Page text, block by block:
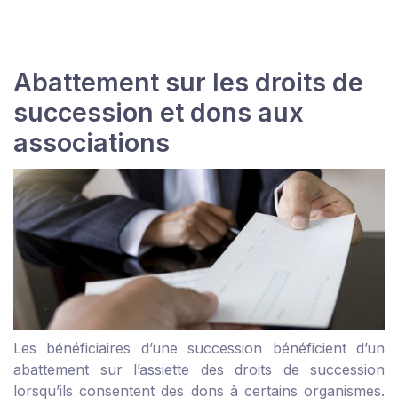
Abattement sur les droits de
succession et dons aux
associations
Les bénéficiaires d’une succession bénéficient d’un
abattement sur l’assiette des droits de succession
lorsqu’ils consentent des dons à certains organismes.